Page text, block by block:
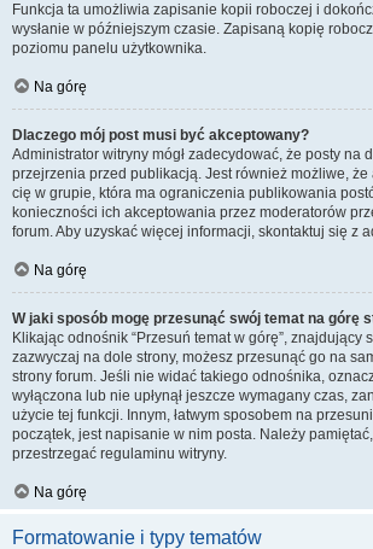
Funkcja ta umożliwia zapisanie kopii roboczej i
wysłanie w późniejszym czasie. Zapisaną kopię
poziomu panelu użytkownika.
Na górę
Dlaczego mój post musi być akceptowany?
Administrator witryny mógł zadecydować, że posty na
przejrzenia przed publikacją. Jest również możliwe, że
cię w grupie, która ma ograniczenia publikowania
konieczności ich akceptowania przez moderatorów
forum. Aby uzyskać więcej informacji, skontaktuj się z
Na górę
W jaki sposób mogę przesunąć swój temat na górę
Klikając odnośnik “Przesuń temat w górę”, znajdujący
zazwyczaj na dole strony, możesz przesunąć go na
strony forum. Jeśli nie widać takiego odnośnika,
wyłączona lub nie upłynął jeszcze wymagany czas,
użycie tej funkcji. Innym, łatwym sposobem na
początek, jest napisanie w nim posta. Należy
przestrzegać regulaminu witryny.
Na górę
Formatowanie i typy tematów